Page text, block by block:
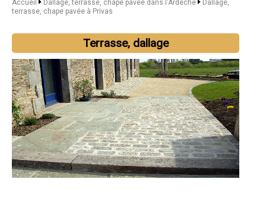
Accueil Dallage, terrasse, chape pavée dans l'Ardèche
Dallage,
terrasse, chape pavée à Privas
Terrasse, dallage